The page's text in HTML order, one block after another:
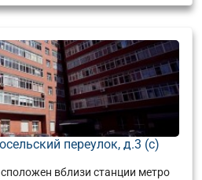
переулок, д.3 (с)
вблизи станции метро